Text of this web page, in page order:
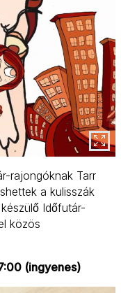
rajongóknak Tarr
a kulisszák
Időfutár-
közös
(ingyenes)